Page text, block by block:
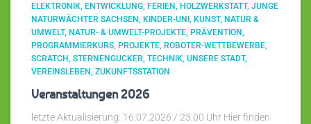
ELEKTRONIK ENTWICKLUNG FERIEN HOLZWERKSTATT JUNGE
NATURWÄCHTER SACHSEN KINDER-UNI KUNST NATUR &
UMWELT NATUR- & UMWELT-PROJEKTE PRÄVENTION
PROGRAMMIERKURS PROJEKTE ROBOTER-WETTBEWERBE
SCRATCH STERNENGUCKER TECHNIK UNSERE STADT
VEREINSLEBEN ZUKUNFTSSTATION
Veranstaltungen 2026
letzte Aktualisierung: 16.07.2026 / 23.00 Uhr Hier finden